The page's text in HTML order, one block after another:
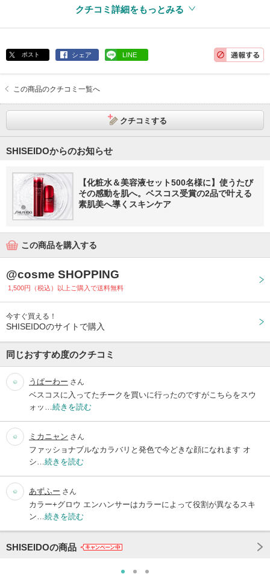
クチコミ詳細をもっとみる
ポスト シェア LINE
この商品のクチコミ一覧へ
クチコミする
SHISEIDOからのお知らせ
【化粧水＆美容液セット500名様に】使うたび
その感動を肌へ。ベスコス受賞の2品で叶える
素肌美へ導くスキンケア
この商品を購入する
@cosme SHOPPING
1,500円（税込）以上ご購入で送料無料
今すぐ買える！
SHISEIDOのサイトで購入
同じおすすめ度のクチコミ
うぱーわー さん
ベスコスに入ってたチークを買いに行ったのですがこちらをスウ
ォッ… 続きを読む
ミカニャン さん
ファッショナブルなカラバリと発色で今どきな顔になれます オ
シ… 続きを読む
あずふー さん
カラー+グロウ エンハンサーはカラーによって役割が異なるスキ
ン… 続きを読む
SHISEIDOの商品